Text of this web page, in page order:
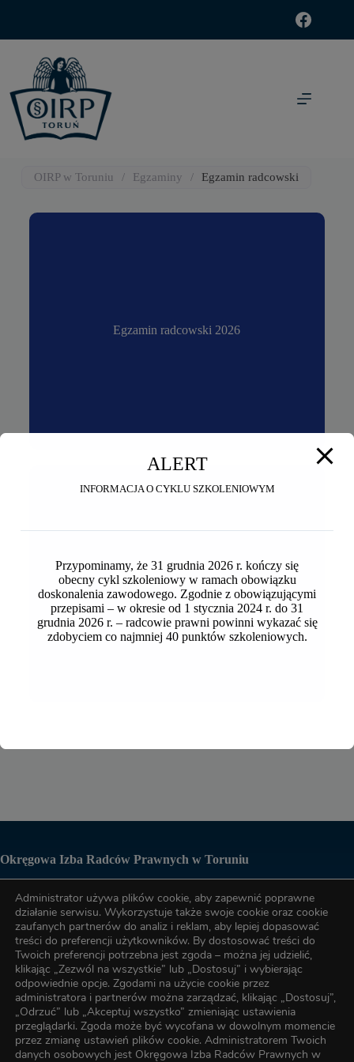
OIRP w Toruniu / Egzaminy / Egzamin radcowski
Egzamin radcowski 2026
Egzamin radcowski 2026
Egzamin radcowski 2025
Egzamin radcowski 2025
Okręgowa Izba Radców Prawnych w Toruniu
Biuro OIRP
tel. (56) 622-89-17
tel. (56) 622-89-17
e-mail:oirp@torun.oirp.pl
e-mail:szkolenia@torun.oirp.pl
Administrator używa plików cookie, aby zapewnić poprawne
działanie serwisu. Wykorzystuje także swoje cookie oraz cookie
zaufanych partnerów do analiz i reklam, aby lepiej dopasować
treści do preferencji użytkowników. By dostosować treści do
Twoich preferencji potrzebna jest zgoda – można jej udzielić,
klikając „Zezwól na wszystkie” lub „Dostosuj” i wybierając
odpowiednie opcje. Zgodami na użycie cookie przez
administratora i partnerów można zarządzać, klikając „Dostosuj”,
„Odrzuć” lub „Akceptuj wszystko” zmieniając ustawienia
przeglądarki. Zgoda może być wycofana w dowolnym momencie
przez zmianę ustawień plików cookie. Administratorem Twoich
danych osobowych jest Okręgowa Izba Radców Prawnych w
ALERT
INFORMACJA O CYKLU SZKOLENIOWYM
Przypominamy, że 31 grudnia 2026 r. kończy się
obecny cykl szkoleniowy w ramach obowiązku
doskonalenia zawodowego. Zgodnie z obowiązującymi
przepisami – w okresie od 1 stycznia 2024 r. do 31
grudnia 2026 r. – radcowie prawni powinni wykazać się
zdobyciem co najmniej 40 punktów szkoleniowych.